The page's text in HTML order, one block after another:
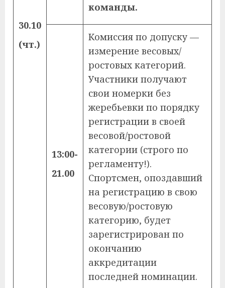
30.10
(чт.)
команды.
13:00-
21.00
Комиссия по допуску —
измерение весовых/
ростовых категорий.
Участники получают
свои номерки без
жеребьевки по порядку
регистрации в своей
весовой/ростовой
категории (строго по
регламенту!).
Спортсмен, опоздавший
на регистрацию в свою
весовую/ростовую
категорию, будет
зарегистрирован по
окончанию
аккредитации
последней номинации.